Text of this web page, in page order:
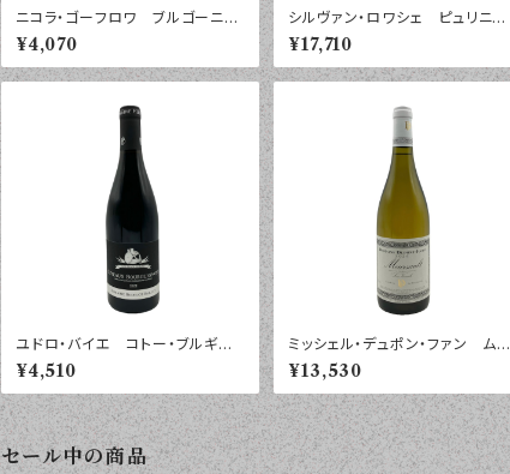
ニコラ・ゴーフロワ ブルゴーニ
ュ アリゴテ ヴィエイユ・ヴィー
ニュ ２０２３年 ７５０ｍｌ
¥4,070
シルヴァン・ロワシェ ピュリニー・
モンラッシェ ２０２３年 ７５０ｍ
ｌ
¥17,710
ユドロ・バイエ コトー・ブルギニ
ヨン ルージュ レ・ブラック・チェ
アーズ ２０２２年 ７５０ｍｌ
¥4,510
ミッシェル・デュポン・ファン ムル
ソー レ・ヴィルウイユ ２０２４
年 ７５０ｍｌ
¥13,530
セール中の商品